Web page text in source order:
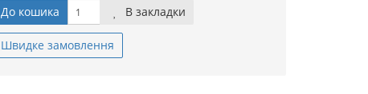
До кошика В закладки
Швидке замовлення